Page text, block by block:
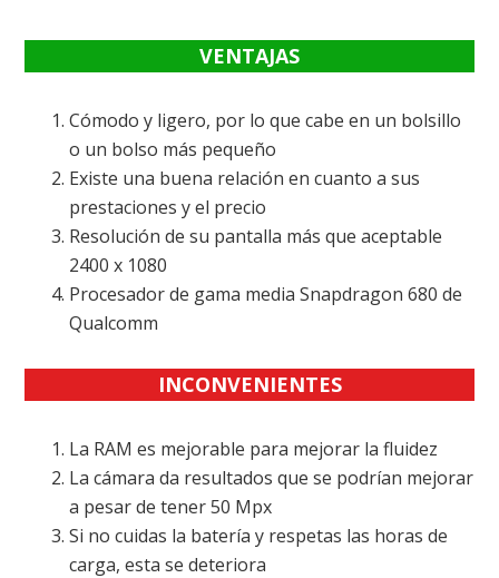
VENTAJAS
Cómodo y ligero, por lo que cabe en un bolsillo
o un bolso más pequeño
Existe una buena relación en cuanto a sus
prestaciones y el precio
Resolución de su pantalla más que aceptable
2400 x 1080
Procesador de gama media Snapdragon 680 de
Qualcomm
INCONVENIENTES
La RAM es mejorable para mejorar la fluidez
La cámara da resultados que se podrían mejorar
a pesar de tener 50 Mpx
Si no cuidas la batería y respetas las horas de
carga, esta se deteriora